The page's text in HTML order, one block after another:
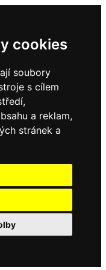
cookies
soubory
s cílem
a reklam,
stránek a